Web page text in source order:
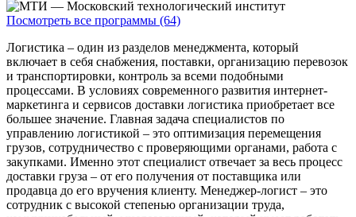
Посмотреть все программы (64)
Логистика – один из разделов менеджмента, который
включает в себя снабжения, поставки, организацию перевозок
и транспортировки, контроль за всеми подобными
процессами. В условиях современного развития интернет-
маркетинга и сервисов доставки логистика приобретает все
большее значение. Главная задача специалистов по
управлению логистикой – это оптимизация перемещения
грузов, сотрудничество с проверяющими органами, работа с
закупками. Именно этот специалист отвечает за весь процесс
доставки груза – от его получения от поставщика или
продавца до его вручения клиенту. Менеджер-логист – это
сотрудник с высокой степенью организации труда,